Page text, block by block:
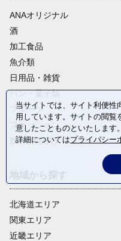
ANAオリジナル
酒
加工食品
魚介類
日用品・雑貨
パン・菓子類
フルーツ
ファッション
飲料(酒以外)
北海道エリア
関東エリア
近畿エリア
当サイトでは、サイト利便性
用しています。サイトの閲覧
意したことものといたします。
詳細についてはプライバシー